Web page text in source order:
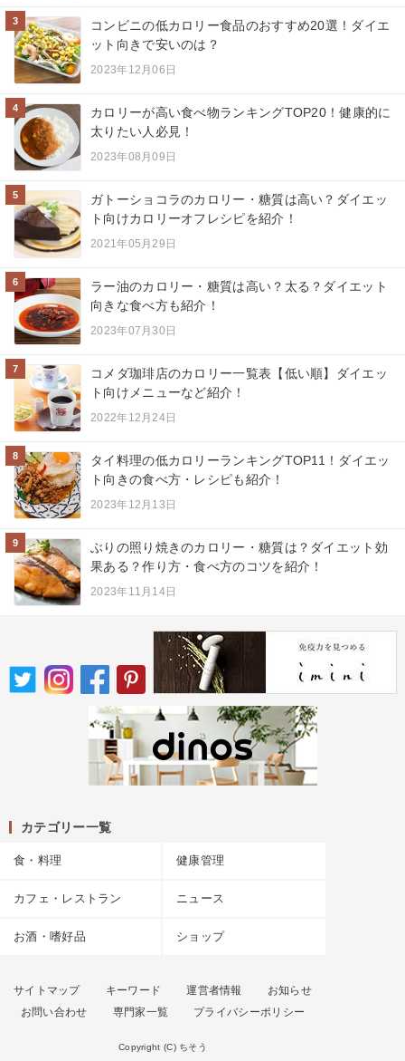
3
コンビニの低カロリー食品のおすすめ20選！ダイエ
ット向きで安いのは？
2023年12月06日
4
カロリーが高い食べ物ランキングTOP20！健康的に
太りたい人必見！
2023年08月09日
5
ガトーショコラのカロリー・糖質は高い？ダイエッ
ト向けカロリーオフレシピを紹介！
2021年05月29日
6
ラー油のカロリー・糖質は高い？太る？ダイエット
向きな食べ方も紹介！
2023年07月30日
7
コメダ珈琲店のカロリー一覧表【低い順】ダイエッ
ト向けメニューなど紹介！
2022年12月24日
8
タイ料理の低カロリーランキングTOP11！ダイエッ
ト向きの食べ方・レシピも紹介！
2023年12月13日
9
ぶりの照り焼きのカロリー・糖質は？ダイエット効
果ある？作り方・食べ方のコツを紹介！
2023年11月14日
カテゴリー一覧
食・料理 健康管理
カフェ・レストラン ニュース
お酒・嗜好品 ショップ
サイトマップ キーワード 運営者情報
お知らせ
お問い合わせ
専門家一覧 プライバシーポリシー
Copyright (C) ちそう